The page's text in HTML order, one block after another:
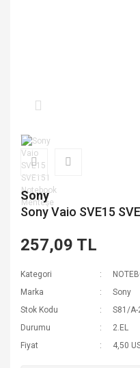
Sony
Sony Vaio SVE15
257,09 TL
Kategori
Marka
Sony
Stok Kodu
S81/
Durumu
2.EL
Fiyat
4,50